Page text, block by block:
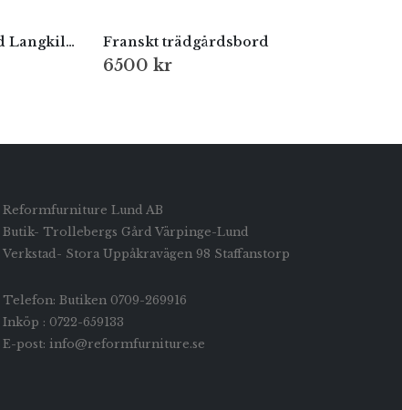
Elegant brickbord av Svend Langkilde Franskt trädgårdsbord
6500 kr
Reformfurniture Lund AB
Butik- Trollebergs Gård Värpinge-Lund
Verkstad- Stora Uppåkravägen 98 Staffanstorp
Telefon: Butiken 0709-269916
Inköp : 0722-659133
E-post: info@reformfurniture.se